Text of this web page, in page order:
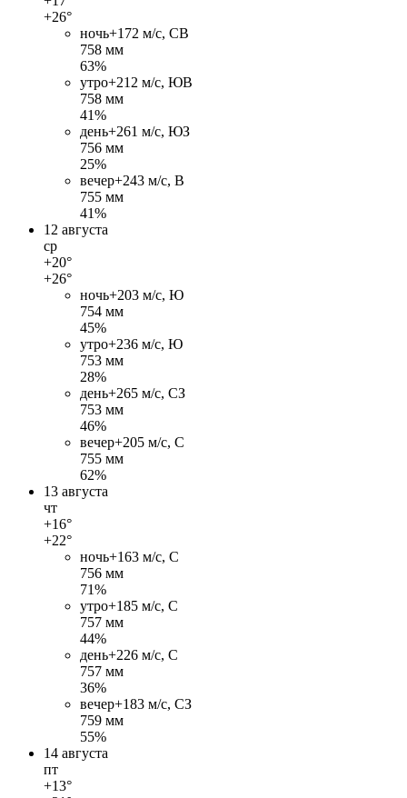
+26°
ночь+172 м/c, СВ
758 мм
63%
утро+21 2 м/c, ЮВ
758 мм
41%
день+261 м/c, ЮЗ
756 мм
25%
вечер+243 м/c, В
755 мм
41%
12 августа
ср
+20°
+26°
ночь+203 м/c, Ю
754 мм
45%
утро+236 м/c, Ю
753 мм
28%
день+265 м/c, СЗ
753 мм
46%
вечер+205 м/c, С
755 мм
62%
13 августа
чт
+16°
+22°
ночь+163 м/c, С
756 мм
71%
утро+185 м/c, С
757 мм
44%
день+226 м/c, С
757 мм
36%
вечер+183 м/c, СЗ
759 мм
55%
14 августа
пт
+13°